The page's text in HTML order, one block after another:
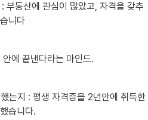
부동산에 관심이 많았고, 자격을 갖추
니다
에 끝낸다라는 마인드.
는지 : 평생 자격증을 2년안에 취득한
습니다.